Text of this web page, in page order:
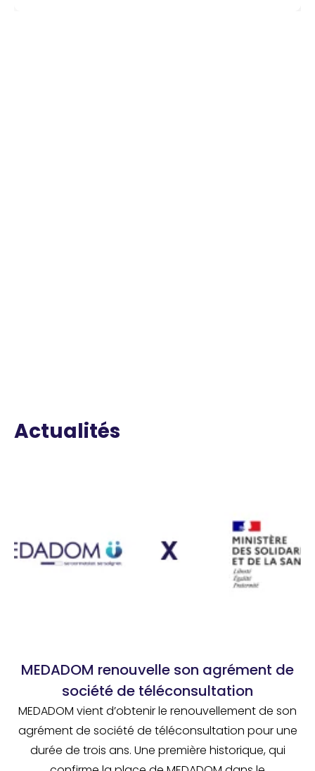
Actualités
MEDADOM renouvelle son agrément de
société de téléconsultation
MEDADOM vient d’obtenir le renouvellement de son
agrément de société de téléconsultation pour une
durée de trois ans. Une première historique, qui